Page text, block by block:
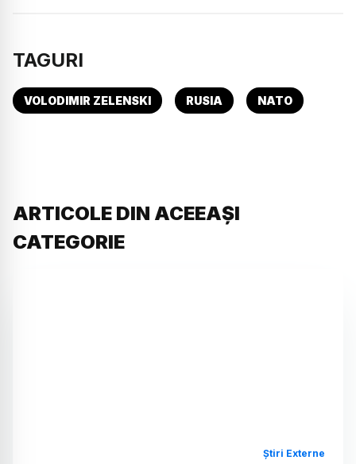
TAGURI
VOLODIMIR ZELENSKI RUSIA NATO
ARTICOLE DIN ACEEAȘI
CATEGORIE
Știri Externe